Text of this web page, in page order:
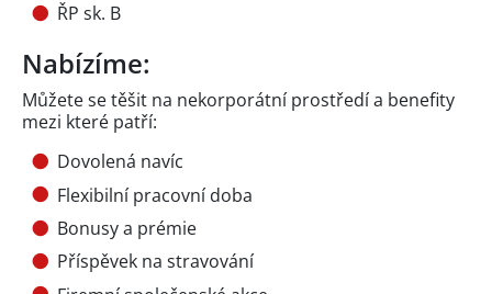
ŘP sk. B
Nabízíme:
Můžete se těšit na nekorporátní prostředí a benefity
mezi které patří:
Dovolená navíc
Flexibilní pracovní doba
Bonusy a prémie
Příspěvek na stravování